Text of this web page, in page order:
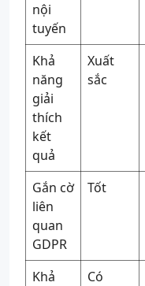
nội
tuyến
Khả
năng
giải
thích
kết
quả
Xuất
sắc
Gắn cờ
liên
quan
GDPR
Tốt
Khả
Có